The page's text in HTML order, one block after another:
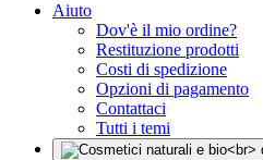
Aiuto
Dov'è il mio ordine?
Restituzione prodotti
Costi di spedizione
Opzioni di pagamento
Contattaci
Tutti i temi